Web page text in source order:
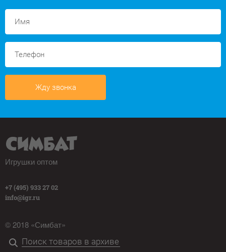
Жду звонка
Игрушки оптом
+7 (495) 933 27 02
info@igr.ru
© 2018 «Симбат»